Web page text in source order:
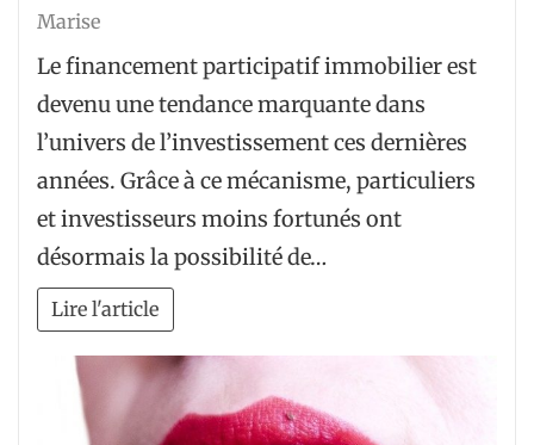
Marise
Le financement participatif immobilier est
devenu une tendance marquante dans
l’univers de l’investissement ces dernières
années. Grâce à ce mécanisme, particuliers
et investisseurs moins fortunés ont
désormais la possibilité de…
Lire l'article